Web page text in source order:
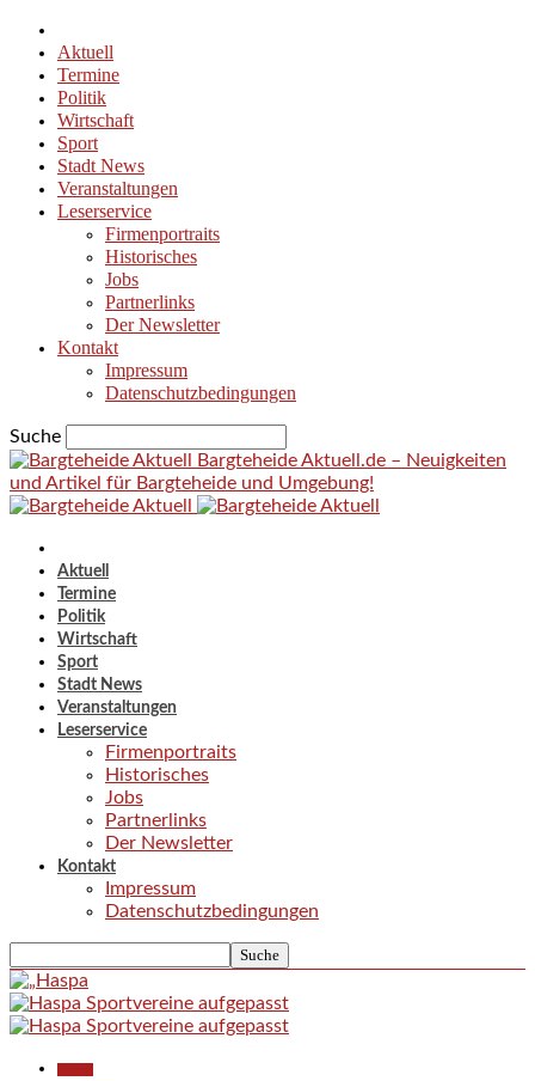
Aktuell
Termine
Politik
Wirtschaft
Sport
Stadt News
Veranstaltungen
Leserservice
Firmenportraits
Historisches
Jobs
Partnerlinks
Der Newsletter
Kontakt
Impressum
Datenschutzbedingungen
Suche
Bargteheide Aktuell.de – Neuigkeiten
und Artikel für Bargteheide und Umgebung!
Aktuell
Termine
Politik
Wirtschaft
Sport
Stadt News
Veranstaltungen
Leserservice
Firmenportraits
Historisches
Jobs
Partnerlinks
Der Newsletter
Kontakt
Impressum
Datenschutzbedingungen